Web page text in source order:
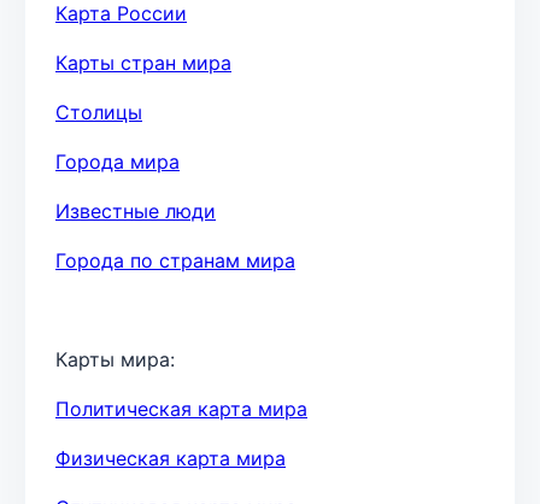
Карта России
Карты стран мира
Столицы
Города мира
Известные люди
Города по странам мира
Карты мира:
Политическая карта мира
Физическая карта мира